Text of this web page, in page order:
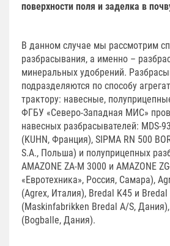
поверхности поля и заделка в
В данном случае мы рассмотрим
разбрасывания, а именно –
минеральных удобрений.
подразделяются по способу
трактору: навесные,
ФГБУ «Северо-Западная МИС»
навесных разбрасывателей: MDS-
(KUHN, Франция), SIPMA RN 500
S.A., Польша) и полуприцепных
AMAZONE ZA-M 3000 и AMAZONE
«Евротехника», Россия, Самара),
(Agrex, Италия), Bredal K45 и Bredal
(Maskinfabrikken Bredal A/S,
(Bogballe, Дания).